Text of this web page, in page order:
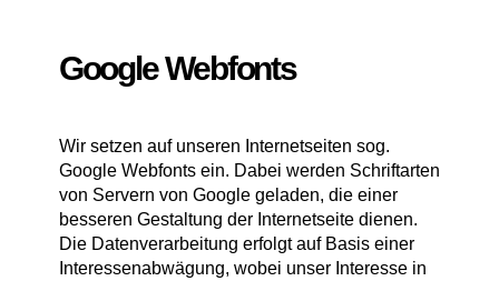
Google Webfonts
Wir setzen auf unseren Internetseiten sog.
Google Webfonts ein. Dabei werden Schriftarten
von Servern von Google geladen, die einer
besseren Gestaltung der Internetseite dienen.
Die Datenverarbeitung erfolgt auf Basis einer
Interessenabwägung, wobei unser Interesse in